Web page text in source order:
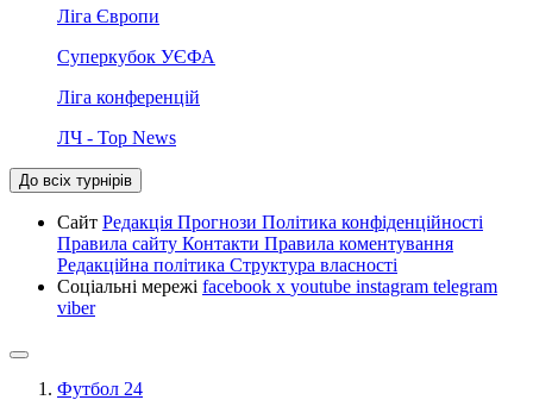
Ліга Європи
Суперкубок УЄФА
Ліга конференцій
ЛЧ - Top News
До всіх турнірів
Сайт Редакція Прогнози Політика конфіденційності
Правила сайту Контакти Правила коментування
Редакційна політика Структура власності
Соціальні мережі facebook x youtube instagram telegram
viber
Футбол 24